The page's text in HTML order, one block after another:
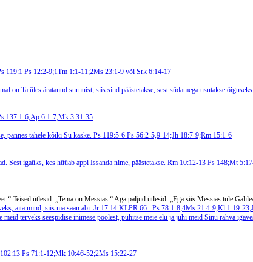
119:1 Ps 12:2-9;1Tm 1:1-11;2Ms 23:1-9 või Srk 6:14-17
on Ta üles äratanud surnuist, siis sind päästetakse, sest südamega usutakse
137:1-6;Ap 6:1-7;Mk 3:31-35
pannes tähele kõiki Su käske. Ps 119:5-6 Ps 56:2-5,9-14;Jh 18:7-9;Rm 15:1-6
Sest igaüks, kes hüüab appi Issanda nime, päästetakse. Rm 10:12-13 Ps 148;Mt
Teised ütlesid: „Tema on Messias.“ Aga paljud ütlesid: „Ega siis Messias tule
aita mind, siis ma saan abi. Jr 17:14 KLPR 66 Ps 78:1-8;4Ms 21:4-9;Kl 1:19-
terveks seespidise inimese poolest, pühitse meie elu ja juhi meid Sinu rahva
Ps 71:1-12;Mk 10:46-52;2Ms 15:22-27